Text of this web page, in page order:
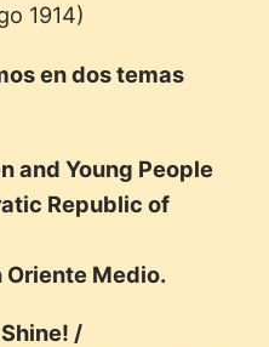
1914)
en dos temas
and Young People
Republic of
Oriente Medio.
/